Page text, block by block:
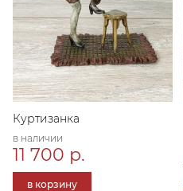
Куртизанка
в наличии
11 700 р.
в корзину